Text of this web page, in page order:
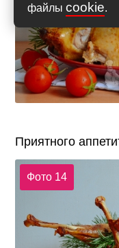
файлы cookie.
Приятного
Фото 14